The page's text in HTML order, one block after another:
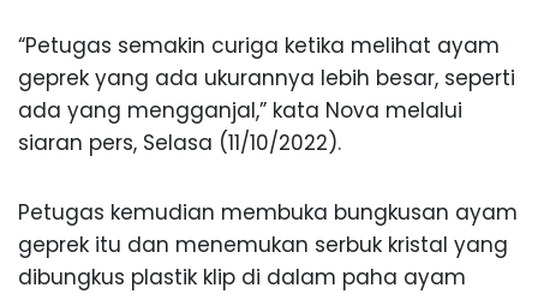
“Petugas semakin curiga ketika melihat ayam
geprek yang ada ukurannya lebih besar, seperti
ada yang mengganjal,” kata Nova melalui
siaran pers, Selasa (11/10/2022).
Petugas kemudian membuka bungkusan ayam
geprek itu dan menemukan serbuk kristal yang
dibungkus plastik klip di dalam paha ayam